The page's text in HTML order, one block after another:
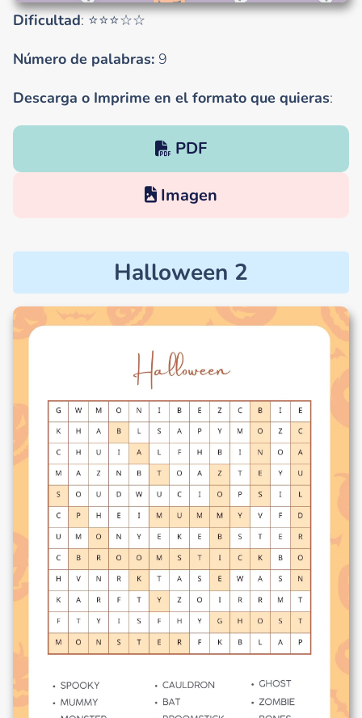
Dificultad: ⭐⭐⭐☆☆
Número de palabras: 9
Descarga o Imprime en el formato que quieras:
PDF
Imagen
Halloween 2